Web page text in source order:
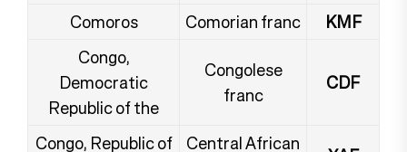
Comoros Comorian franc
KMF
Congo,
Democratic
Republic of the
Congolese
franc
CDF
Congo, Republic of Central African